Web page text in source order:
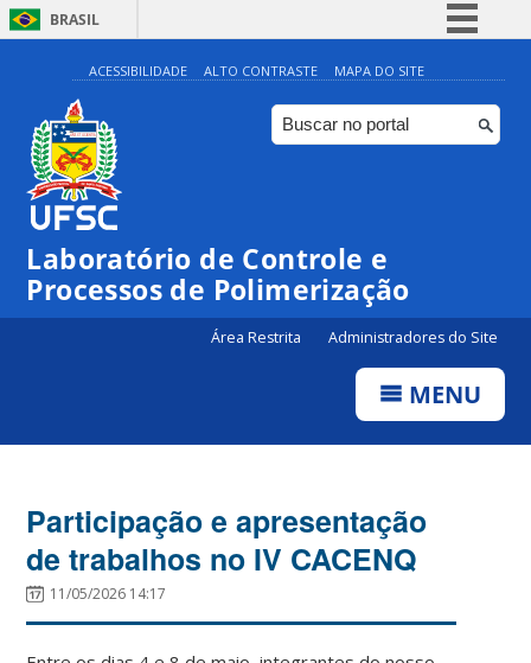
BRASIL
Simplifique!
Comunica BR
Participe
Canais
ACESSIBILIDADE ALTO CONTRASTE MAPA DO SITE
Laboratório de Controle e
Processos de Polimerização
Área Restrita Administradores do Site
MENU
Participação e apresentação
de trabalhos no IV CACENQ
11/05/2026 14:17